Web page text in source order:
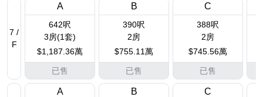
7 /
F
A
642呎
3房(1套)
$1,187.36萬
已售
B
390呎
2房
$755.11萬
已售
C
388呎
2房
$745.56萬
已售
A B C